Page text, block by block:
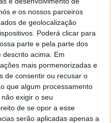
e os nossos parceiros
de geolocalização
Poderá clicar para
parte e pela parte dos
acima. Em
mais pormenorizadas e
de consentir ou recusar o
que algum processamento
exigir o seu
de se opor a esse
serão aplicadas apenas a
mais de um ano
Google Notícias
sugestão
Autor:Pedro Pinto